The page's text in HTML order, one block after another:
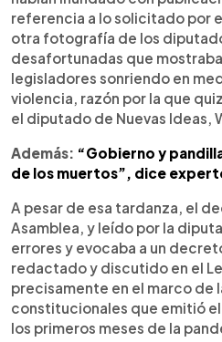
referencia a lo solicitado por
otra fotografía de los
desafortunadas que
legisladores sonriendo en
violencia, razón por la que
el diputado de Nuevas Ideas,
Además: “Gobierno y
de los muertos”, dice
A pesar de esa tardanza, el
Asamblea, y leído por la
errores y evocaba a un
redactado y discutido en el
precisamente en el marco de
constitucionales que emitió
los primeros meses de la